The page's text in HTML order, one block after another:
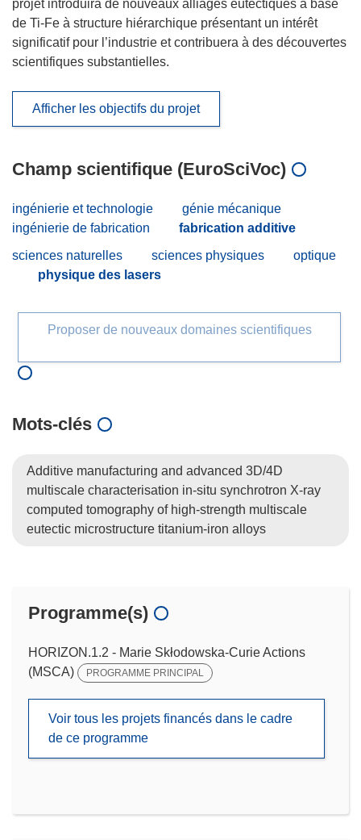
projet introduira de nouveaux alliages eutectiques à base
de Ti-Fe à structure hiérarchique présentant un intérêt
significatif pour l’industrie et contribuera à des découvertes
scientifiques substantielles.
Afficher les objectifs du projet
Champ scientifique (EuroSciVoc)
ingénierie et technologie
génie mécanique
ingénierie de fabrication
fabrication additive
sciences naturelles
sciences physiques
optique
physique des lasers
Proposer de nouveaux domaines scientifiques
Mots‑clés
Additive manufacturing and advanced 3D/4D
multiscale characterisation in-situ synchrotron X-ray
computed tomography of high-strength multiscale
eutectic microstructure titanium-iron alloys
Programme(s)
HORIZON.1.2 - Marie Skłodowska-Curie Actions
(MSCA)
PROGRAMME PRINCIPAL
Voir tous les projets financés dans le cadre
de ce programme